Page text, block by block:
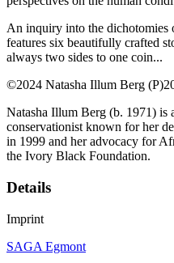
An inquiry into the dichotomies
features six beautifully crafted
always two sides to one coin...
©2024 Natasha Illum Berg
Natasha Illum Berg (b. 1971) is
conservationist known for her
in 1999 and her advocacy for
the Ivory Black Foundation.
Details
Imprint
SAGA Egmont